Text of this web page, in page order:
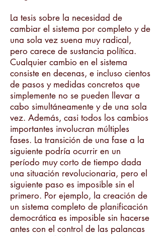
La tesis sobre la necesidad de
cambiar el sistema por completo y de
una sola vez suena muy radical,
pero carece de sustancia política.
Cualquier cambio en el sistema
consiste en decenas, e incluso cientos
de pasos y medidas concretos que
simplemente no se pueden llevar a
cabo simultáneamente y de una sola
vez. Además, casi todos los cambios
importantes involucran múltiples
fases. La transición de una fase a la
siguiente podría ocurrir en un
período muy corto de tiempo dada
una situación revolucionaria, pero el
siguiente paso es imposible sin el
primero. Por ejemplo, la creación de
un sistema completo de planificación
democrática es imposible sin hacerse
antes con el control de las palancas